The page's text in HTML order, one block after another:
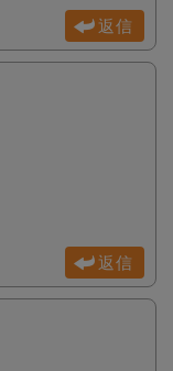
返信
返信